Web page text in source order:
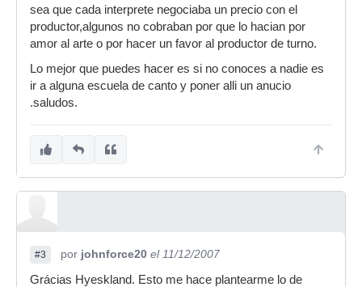
sea que cada interprete negociaba un precio con el
productor,algunos no cobraban por que lo hacian por
amor al arte o por hacer un favor al productor de turno.
Lo mejor que puedes hacer es si no conoces a nadie es
ir a alguna escuela de canto y poner alli un anucio
.saludos.
#3 por johnforce20 el 11/12/2007
Grácias Hyeskland. Esto me hace plantearme lo de